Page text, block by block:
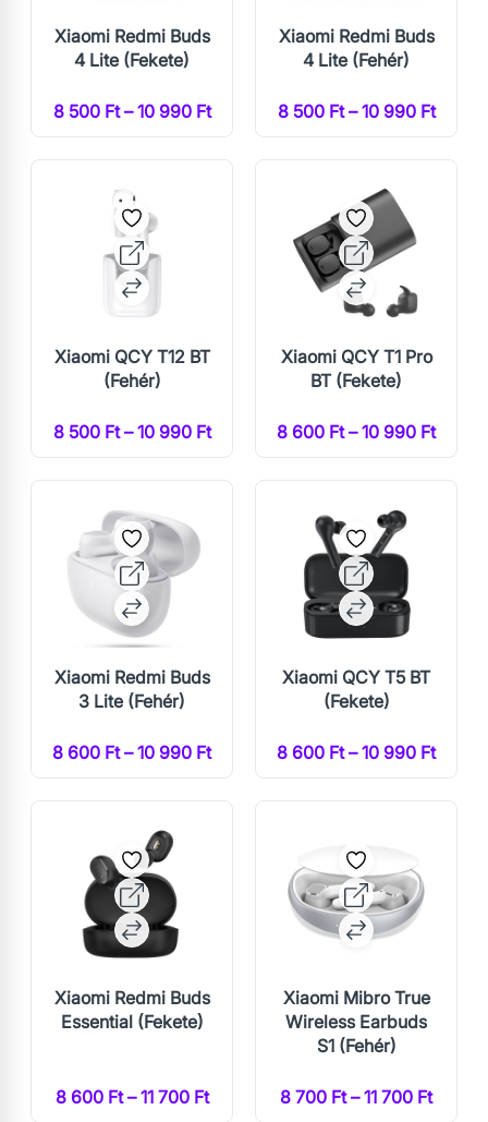
Xiaomi Redmi Buds
4 Lite (Fekete)
8 500 Ft – 10 990 Ft
Xiaomi Redmi Buds
4 Lite (Fehér)
8 500 Ft – 10 990 Ft
Xiaomi QCY T12 BT
(Fehér)
8 500 Ft – 10 990 Ft
Xiaomi QCY T1 Pro
BT (Fekete)
8 600 Ft – 10 990 Ft
Xiaomi Redmi Buds
3 Lite (Fehér)
8 600 Ft – 10 990 Ft
Xiaomi QCY T5 BT
(Fekete)
8 600 Ft – 10 990 Ft
Xiaomi Redmi Buds
Essential (Fekete)
8 600 Ft – 11 700 Ft
Xiaomi Mibro True
Wireless Earbuds
S1 (Fehér)
8 700 Ft – 11 700 Ft